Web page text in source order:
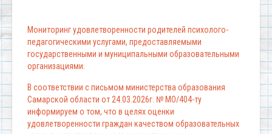
Мониторинг удовлетворенности родителей психолого-
педагогическими услугами, предоставляемыми
государственными и муниципальными образовательными
организациями.
В соответствии с письмом министерства образования
Самарской области от 24.03.2026г. № МО/404-ту
информируем о том, что в целях оценки
удовлетворенности граждан качеством образовательных